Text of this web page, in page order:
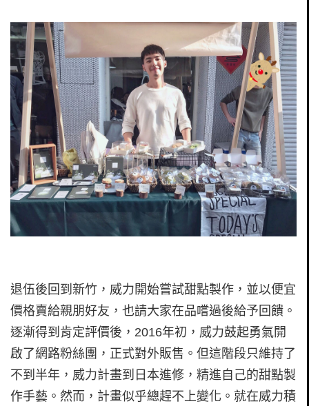
退伍後回到新竹，威力開始嘗試甜點製作，並以便宜
價格賣給親朋好友，也請大家在品嚐過後給予回饋。
逐漸得到肯定評價後，2016年初，威力鼓起勇氣開
啟了網路粉絲團，正式對外販售。但這階段只維持了
不到半年，威力計畫到日本進修，精進自己的甜點製
作手藝。然而，計畫似乎總趕不上變化。就在威力積